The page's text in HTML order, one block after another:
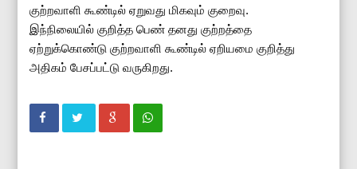
குற்றவாளி கூண்டில் ஏறுவது மிகவும் குறைவு.
இந்நிலையில் குறித்த பெண் தனது குற்றத்தை
ஏற்றுக்கொண்டு குற்றவாளி கூண்டில் ஏறியமை குறித்து
அதிகம் பேசப்பட்டு வருகிறது.